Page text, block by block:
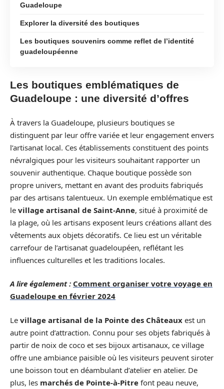
Guadeloupe
Explorer la diversité des boutiques
Les boutiques souvenirs comme reflet de l’identité
guadeloupéenne
Les boutiques emblématiques de
Guadeloupe : une diversité d’offres
À travers la Guadeloupe, plusieurs boutiques se
distinguent par leur offre variée et leur engagement envers
l’artisanat local. Ces établissements constituent des points
névralgiques pour les visiteurs souhaitant rapporter un
souvenir authentique. Chaque boutique possède son
propre univers, mettant en avant des produits fabriqués
par des artisans talentueux. Un exemple emblématique est
le village artisanal de Saint-Anne, situé à proximité de
la plage, où les artisans exposent leurs créations allant des
vêtements aux objets décoratifs. Ce lieu est un véritable
carrefour de l’artisanat guadeloupéen, reflétant les
influences culturelles et les traditions locales.
A lire également : Comment organiser votre voyage en
Guadeloupe en février 2024
Le village artisanal de la Pointe des Châteaux est un
autre point d’attraction. Connu pour ses objets fabriqués à
partir de noix de coco et ses bijoux artisanaux, ce village
offre une ambiance paisible où les visiteurs peuvent siroter
une boisson tout en déambulant d’atelier en atelier. De
plus, les marchés de Pointe-à-Pitre font peau neuve,